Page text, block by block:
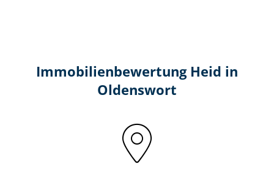
Immobilien­bewertung Heid in
Oldenswort